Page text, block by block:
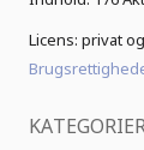
Licens: privat